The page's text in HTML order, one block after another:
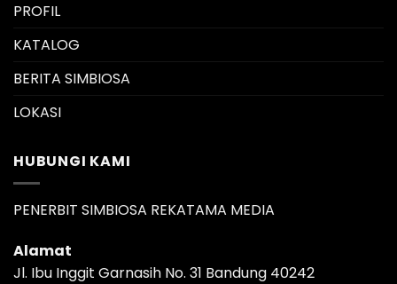
PROFIL
KATALOG
BERITA SIMBIOSA
LOKASI
HUBUNGI KAMI
PENERBIT SIMBIOSA REKATAMA MEDIA
Alamat
Jl. Ibu Inggit Garnasih No. 31 Bandung 40242